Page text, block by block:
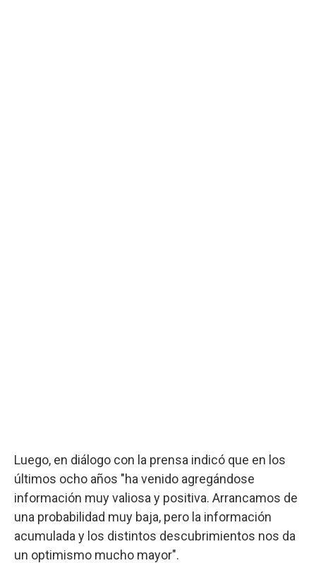
Luego, en diálogo con la prensa indicó que en los
últimos ocho años "ha venido agregándose
información muy valiosa y positiva. Arrancamos de
una probabilidad muy baja, pero la información
acumulada y los distintos descubrimientos nos da
un optimismo mucho mayor".